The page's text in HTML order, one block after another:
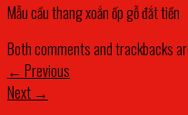
Mẫu cầu thang xoắn ốp gỗ đắt tiền
Both comments and trackbacks
← Previous
Next →